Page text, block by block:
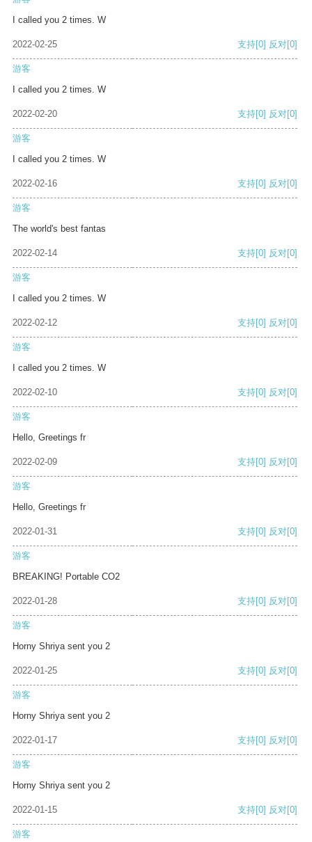
I called you 2 times. W
2022-02-25 支持[0] 反对[0]
游客
I called you 2 times. W
2022-02-20 支持[0] 反对[0]
游客
I called you 2 times. W
2022-02-16 支持[0] 反对[0]
游客
The world's best fantas
2022-02-14 支持[0] 反对[0]
游客
I called you 2 times. W
2022-02-12 支持[0] 反对[0]
游客
I called you 2 times. W
2022-02-10 支持[0] 反对[0]
游客
Hello, Greetings fr
2022-02-09 支持[0] 反对[0]
游客
Hello, Greetings fr
2022-01-31 支持[0] 反对[0]
游客
BREAKING! Portable CO2
2022-01-28 支持[0] 反对[0]
游客
Horny Shriya sent you 2
2022-01-25 支持[0] 反对[0]
游客
Horny Shriya sent you 2
2022-01-17 支持[0] 反对[0]
游客
Horny Shriya sent you 2
2022-01-15 支持[0] 反对[0]
游客